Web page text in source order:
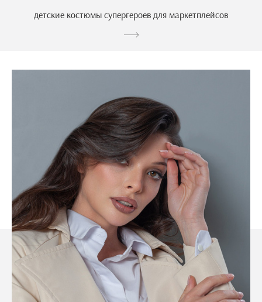
детские костюмы супергероев для маркетплейсов